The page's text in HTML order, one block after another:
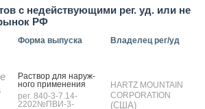
с недействующими рег. уд. или не
РФ
Форма выпуска Владелец рег/уд
Рас­твор для на­руж­
но­го при­мене­ния
рег. 840-3-7.14-
2202№ПВИ-3-
HARTZ MOUNTAIN
CORPORATION
(США)